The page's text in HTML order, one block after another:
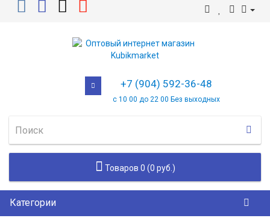
+7 (904) 592-36-48
с 10 00 до 22 00 Без выходных
Товаров 0 (0 руб.)
Категории